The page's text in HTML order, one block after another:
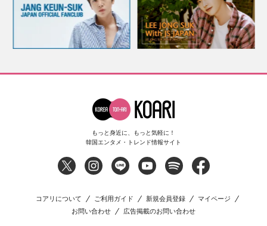
もっと身近に、もっと気軽に！
韓国エンタメ・トレンド情報サイト
コアリについて ご利用ガイド 新規会員登録
マイページ
お問い合わせ
広告掲載のお問い合わせ